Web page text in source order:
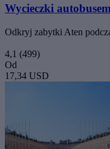
Wycieczki
Odkryj zabytki Aten
4,1 (499)
Od
17,34 USD